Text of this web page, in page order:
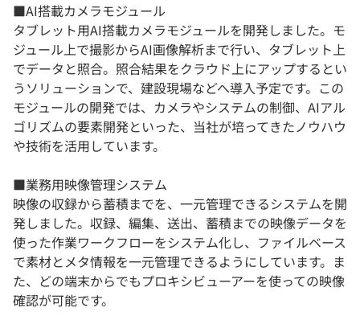
■AI搭載カメラモジュール
タブレット用AI搭載カメラモジュールを開発しました。モ
ジュール上で撮影からAI画像解析まで行い、タブレット上
でデータと照合。照合結果をクラウド上にアップするとい
うソリューションで、建設現場などへ導入予定です。この
モジュールの開発では、カメラやシステムの制御、AIアル
ゴリズムの要素開発といった、当社が培ってきたノウハウ
や技術を活用しています。
■業務用映像管理システム
映像の収録から蓄積までを、一元管理できるシステムを開
発しました。収録、編集、送出、蓄積までの映像データを
使った作業ワークフローをシステム化し、ファイルベース
で素材とメタ情報を一元管理できるようにしています。ま
た、どの端末からでもプロキシビューアーを使っての映像
確認が可能です。